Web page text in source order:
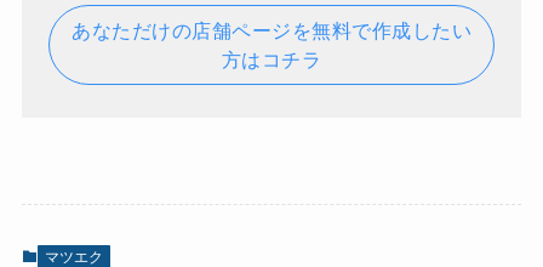
あなただけの店舗ページを無料で作成したい
方はコチラ
マツエク